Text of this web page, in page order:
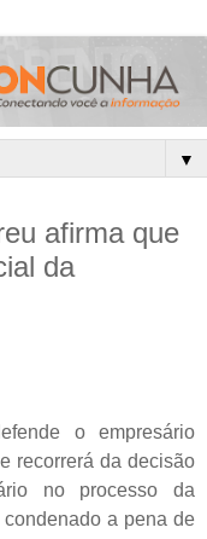
▼
afirma que
da
o empresário
recorrerá da decisão
no processo da
a pena de